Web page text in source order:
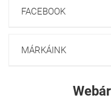
FACEBOOK
MÁRKÁINK